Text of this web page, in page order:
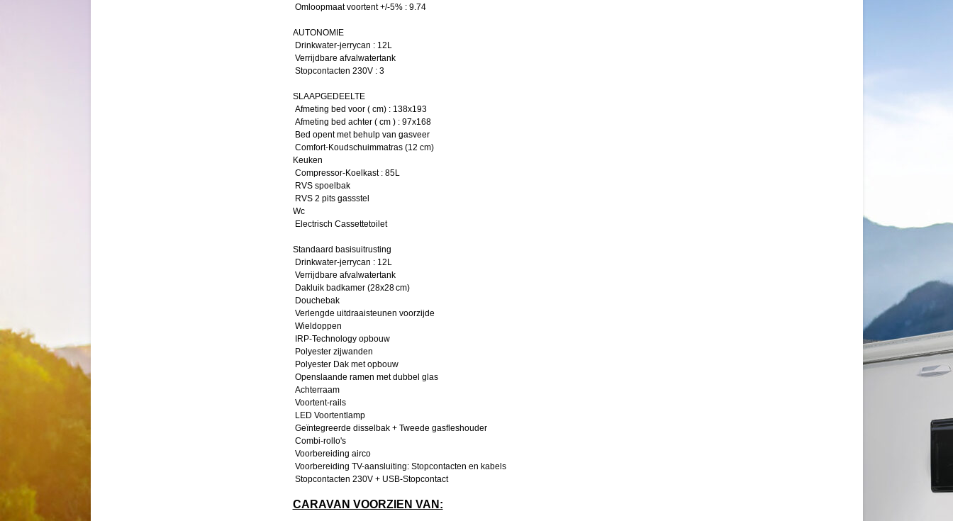
Omloopmaat voortent +/-5% : 9.74
AUTONOMIE
Drinkwater-jerrycan : 12L
Verrijdbare afvalwatertank
Stopcontacten 230V : 3
SLAAPGEDEELTE
Afmeting bed voor ( cm) : 138x193
Afmeting bed achter ( cm ) : 97x168
Bed opent met behulp van gasveer
Comfort-Koudschuimmatras (12 cm)
Keuken
Compressor-Koelkast : 85L
RVS spoelbak
RVS 2 pits gassstel
Wc
Electrisch Cassettetoilet
Standaard basisuitrusting
Drinkwater-jerrycan : 12L
Verrijdbare afvalwatertank
Dakluik badkamer (28x28 cm)
Douchebak
Verlengde uitdraaisteunen voorzijde
Wieldoppen
IRP-Technology opbouw
Polyester zijwanden
Polyester Dak met opbouw
Openslaande ramen met dubbel glas
Achterraam
Voortent-rails
LED Voortentlamp
Geïntegreerde disselbak + Tweede gasfleshouder
Combi-rollo's
Voorbereiding airco
Voorbereiding TV-aansluiting: Stopcontacten en kabels
Stopcontacten 230V + USB-Stopcontact
CARAVAN VOORZIEN VAN: